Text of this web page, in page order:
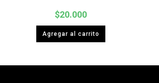
$20.000
Agregar al carrito